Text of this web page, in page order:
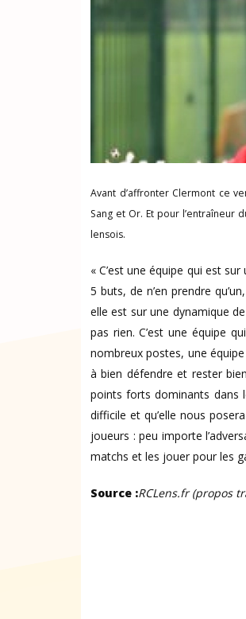
Avant d’affronter Clermont ce
Sang et Or. Et pour l’entraîneur
lensois.
« C’est une équipe qui est
5 buts, de n’en prendre
elle est sur une dynamique
pas rien. C’est une équipe
nombreux postes, une
à bien défendre et rester
points forts dominants dans
difficile et qu’elle nous
joueurs : peu importe
matchs et les jouer pour les
Source :RCLens.fr (propos